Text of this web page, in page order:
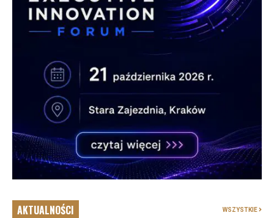
AKTUALNOŚCI WSZYSTKIE